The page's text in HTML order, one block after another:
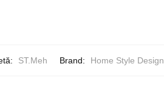
ST.Meh Brand: Home Style Design